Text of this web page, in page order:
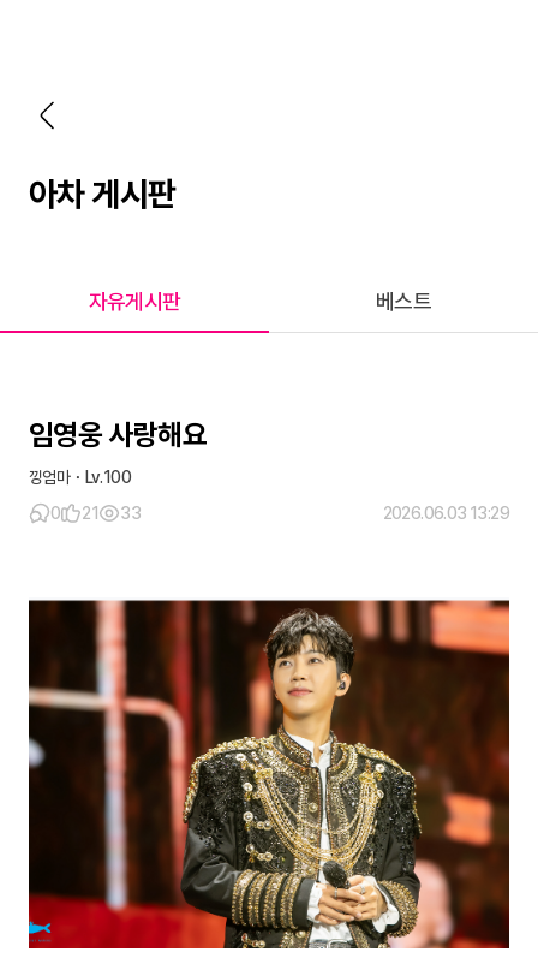
아차 게시판
자유게시판 베스트
임영웅 사랑해요
낑엄마
100
0
21 33 2026.06.03 13:29